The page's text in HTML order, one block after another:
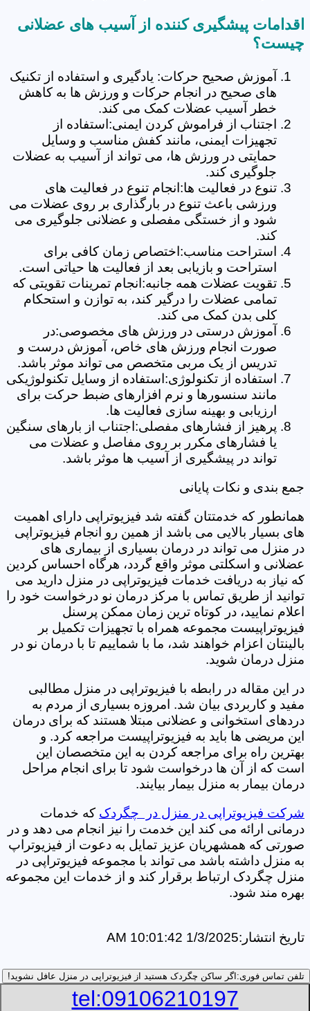
اقدامات پیشگیری کننده از آسیب های عضلانی
چیست؟
آموزش صحیح حرکات: یادگیری و استفاده از تکنیک
های صحیح در انجام حرکات و ورزش ها به کاهش
خطر آسیب عضلات کمک می کند.
اجتناب از فراموش کردن ایمنی:استفاده از
تجهیزات ایمنی، مانند کفش مناسب و وسایل
حمایتی در ورزش ها، می تواند از آسیب به عضلات
جلوگیری کند.
تنوع در فعالیت ها:انجام تنوع در فعالیت های
ورزشی باعث تنوع در بارگذاری بر روی عضلات می
شود و از خستگی مفصلی و عضلانی جلوگیری می
کند.
استراحت مناسب:اختصاص زمان کافی برای
استراحت و بازیابی بعد از فعالیت ها حیاتی است.
تقویت عضلات همه جانبه:انجام تمرینات تقویتی که
تمامی عضلات را درگیر کند، به توازن و استحکام
کلی بدن کمک می کند.
آموزش درستی در ورزش های مخصوصی:در
صورت انجام ورزش های خاص، آموزش درست و
تدریس از یک مربی متخصص می تواند موثر باشد.
استفاده از تکنولوژی:استفاده از وسایل تکنولوژیکی
مانند سنسورها و نرم افزارهای ضبط حرکت برای
ارزیابی و بهینه سازی فعالیت ها.
پرهیز از فشارهای مفصلی:اجتناب از بارهای سنگین
یا فشارهای مکرر بر روی مفاصل و عضلات می
تواند در پیشگیری از آسیب ها موثر باشد.
جمع بندی و نکات پایانی
همانطور که خدمتتان گفته شد فیزیوتراپی دارای اهمیت
های بسیار بالایی می باشد از همین رو انجام فیزیوتراپی
در منزل می تواند در درمان بسیاری از بیماری های
عضلانی و اسکلتی موثر واقع گردد، هرگاه احساس کردین
که نیاز به دریافت خدمات فیزیوتراپی در منزل دارید می
توانید از طریق تماس با مرکز درمان نو درخواست خود را
اعلام نمایید، در کوتاه ترین زمان ممکن پرسنل
فیزیوتراپیست مجموعه همراه با تجهیزات تکمیل بر
بالینتان اعزام خواهند شد، ما با شماییم تا با درمان نو در
منزل درمان شوید.
در این مقاله در رابطه با فیزیوتراپی در منزل مطالبی
مفید و کاربردی بیان شد. امروزه بسیاری از مردم به
دردهای استخوانی و عضلانی مبتلا هستند که برای درمان
این مریضی ها باید به فیزیوتراپیست مراجعه کرد. و
بهترین راه برای مراجعه کردن به این متخصصان این
است که از آن ها درخواست شود تا برای انجام مراحل
درمان بیمار به منزل بیمار بیایند.
شرکت فیزیوتراپی در منزل در چگردک که خدمات
درمانی ارائه می کند این خدمت را نیز انجام می دهد و در
صورتی که همشهریان عزیز تمایل به دعوت از فیزیوتراپ
به منزل داشته باشد می تواند با مجموعه فیزیوتراپی در
منزل چگردک ارتباط برقرار کند و از خدمات این مجموعه
بهره مند شود.
تاریخ انتشار:1/3/2025 10:01:42 AM
تلفن تماس فوری: اگر ساکن چگردک هستید از فیزیوتراپی در منزل عافل نشوید!
tel:09106210197